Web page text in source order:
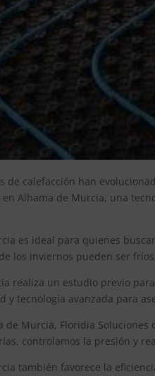
de calefacción han
Alhama de Murcia, una
es ideal para quienes
los inviernos pueden ser
realiza un estudio previo
y tecnología avanzada para
de Murcia, Floridia
controlamos la presión y
también favorece la